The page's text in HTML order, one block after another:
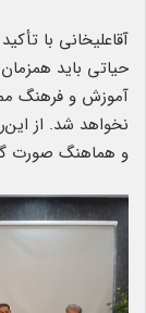
آقاعلیخانی با
حیاتی باید
آموزش و فرهنگ
نخواهد شد. از
و هماهنگ صورت